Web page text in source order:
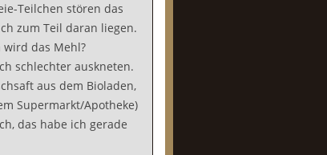
Teilchen stören das
zum Teil daran liegen.
das Mehl?
schlechter auskneten.
aus dem Bioladen,
Supermarkt/Apotheke)
das habe ich gerade